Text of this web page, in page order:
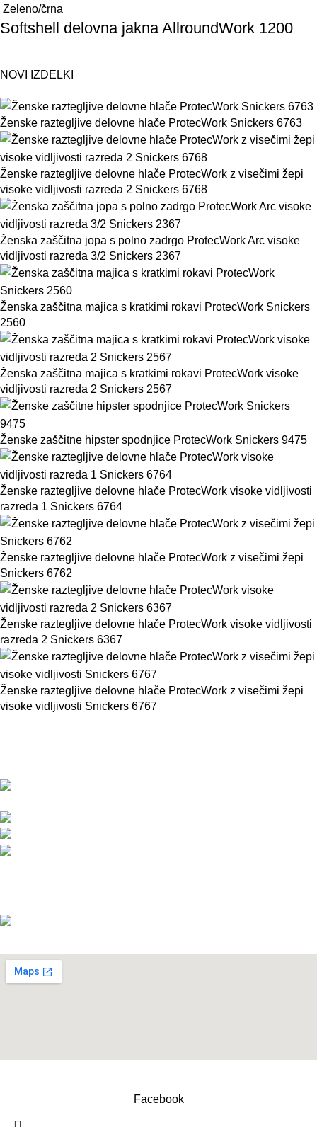
NOVI IZDELKI
Ženske raztegljive delovne hlače ProtecWork Snickers 6763
Ženske raztegljive delovne hlače ProtecWork z visečimi žepi
visoke vidljivosti razreda 2 Snickers 6768
Ženska zaščitna jopa s polno zadrgo ProtecWork Arc visoke
vidljivosti razreda 3/2 Snickers 2367
Ženska zaščitna majica s kratkimi rokavi ProtecWork Snickers
2560
Ženska zaščitna majica s kratkimi rokavi ProtecWork visoke
vidljivosti razreda 2 Snickers 2567
Ženske zaščitne hipster spodnjice ProtecWork Snickers 9475
Ženske raztegljive delovne hlače ProtecWork visoke vidljivosti
razreda 1 Snickers 6764
Ženske raztegljive delovne hlače ProtecWork z visečimi žepi
Snickers 6762
Ženske raztegljive delovne hlače ProtecWork visoke vidljivosti
razreda 2 Snickers 6367
Ženske raztegljive delovne hlače ProtecWork z visečimi žepi
visoke vidljivosti Snickers 6767
Zeleno/črna
Softshell delovna jakna AllroundWork 1200
Facebook